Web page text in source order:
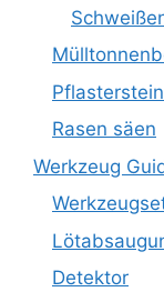
Rasen säen
Werkzeug
Detektor